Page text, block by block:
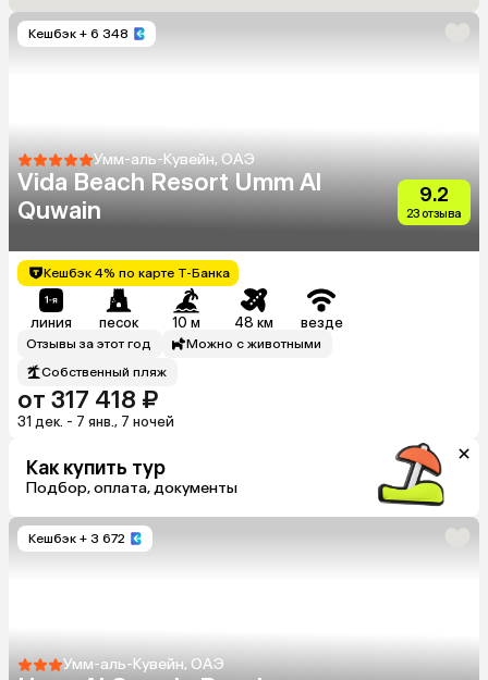
Кешбэк + 6 348
Умм-аль-Кувейн, ОАЭ
Vida Beach Resort Umm Al
Quwain
9.2
23 отзыва
Кешбэк 4% по карте Т-Банка
линия песок 10 м 48 км везде
Отзывы за этот год
Можно с животными
Собственный пляж
от 317 418 ₽
31 дек. - 7 янв., 7 ночей
Как купить тур
Подбор, оплата, документы
Кешбэк + 3 672
Умм-аль-Кувейн, ОАЭ